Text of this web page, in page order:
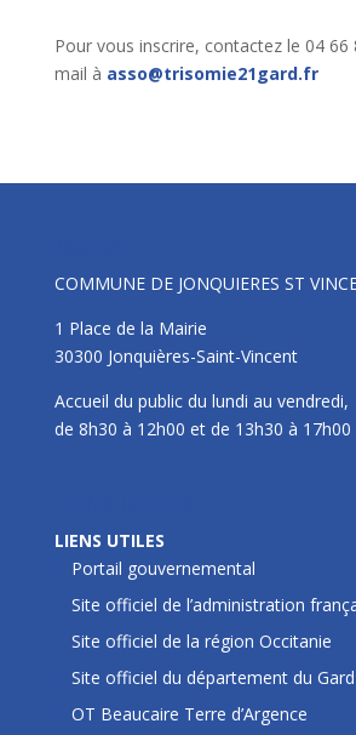
Pour vous inscrire, contactez le 04 66
mail à asso@trisomie21gard.fr
COMMUNE DE JONQUIERES ST
1 Place de la Mairie
30300 Jonquières-Saint-Vincent
Accueil du public du lundi au vendredi,
de 8h30 à 12h00 et de 13h30 à 17h00
LIENS UTILES
Portail gouvernemental
Site officiel de l’administration
Site officiel de la région Occitanie
Site officiel du département du Gard
OT Beaucaire Terre d’Argence